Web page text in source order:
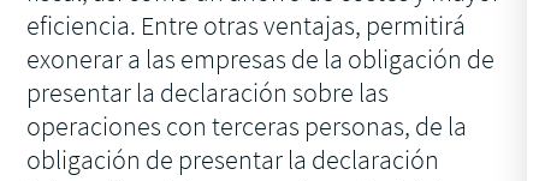
eficiencia. Entre otras ventajas, permitirá
exonerar a las empresas de la obligación de
presentar la declaración sobre las
operaciones con terceras personas, de la
obligación de presentar la declaración